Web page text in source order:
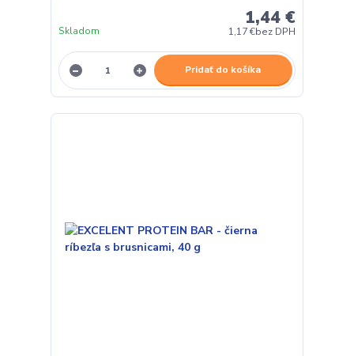
1,44 €
1,17 €bez DPH
Skladom
Pridať do košíka